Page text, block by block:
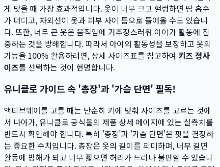
게 맞을 때 가장 효과적입니다. 옷이 너무 크고 헐렁하면 땀 흡수
가 더디고, 자외선이 옷과 피부 사이 틈으로 들어올 수도 있습니
다. 또한, 너무 큰 옷은 움직임에 거추장스러워 아이가 활동에 집
중하는 것을 방해합니다. 따라서 아이의 활동성을 보장하고 옷의
기능을 100% 활용하려면, 상세 사이즈표를 참고하여 키즈 정사
이즈를 선택하는 것이 현명합니다.
유니클로 가이드 속 '총장'과 '가슴 단면' 필독!
액티브웨어를 고를 때는 단순히 키에 맞춰 사이즈를 고르는 것에
서 나아가, 유니클로 공식몰의 제품 상세 페이지에 있는 실측치를
반드시 확인해야 합니다. 특히 '총장'과 '가슴 단면'은 핏을 결정하
는 중요한 수치입니다. 총장은 옷의 길이를 의미하며, 너무 길면
활동에 방해가 되고 너무 짧으면 허리가 드러나 불편할 수 있습니